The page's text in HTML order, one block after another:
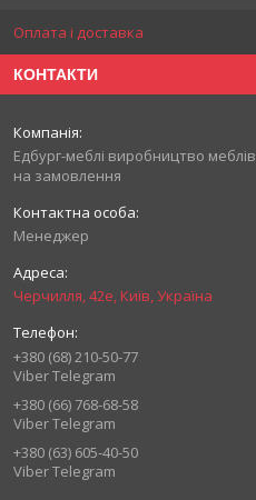
Оплата і доставка
КОНТАКТИ
Едбург-меблі виробництво меблів
на замовлення
Менеджер
Черчилля, 42е, Київ, Україна
+380 (68) 210-50-77
Viber Telegram
+380 (66) 768-68-58
Viber Telegram
+380 (63) 605-40-50
Viber Telegram